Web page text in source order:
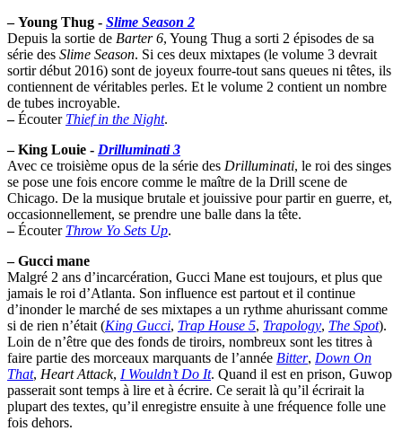
– Young Thug - Slime Season 2
Depuis la sortie de Barter 6, Young Thug a sorti 2 épisodes de sa
série des Slime Season. Si ces deux mixtapes (le volume 3 devrait
sortir début 2016) sont de joyeux fourre-tout sans queues ni têtes, ils
contiennent de véritables perles. Et le volume 2 contient un nombre
de tubes incroyable.
–Écouter Thief in the Night.
– King Louie - Drilluminati 3
Avec ce troisième opus de la série des Drilluminati, le roi des singes
se pose une fois encore comme le maître de la Drill scene de
Chicago. De la musique brutale et jouissive pour partir en guerre, et,
occasionnellement, se prendre une balle dans la tête.
–Écouter Throw Yo Sets Up.
– Gucci mane
Malgré 2 ans d’incarcération, Gucci Mane est toujours, et plus que
jamais le roi d’Atlanta. Son influence est partout et il continue
d’inonder le marché de ses mixtapes a un rythme ahurissant comme
si de rien n’était (King Gucci, Trap House 5, Trapology, The Spot).
Loin de n’être que des fonds de tiroirs, nombreux sont les titres à
faire partie des morceaux marquants de l’année Bitter, Down On
That, Heart Attack, I Wouldn’t Do It. Quand il est en prison, Guwop
passerait sont temps à lire et à écrire. Ce serait là qu’il écrirait la
plupart des textes, qu’il enregistre ensuite à une fréquence folle une
fois dehors.